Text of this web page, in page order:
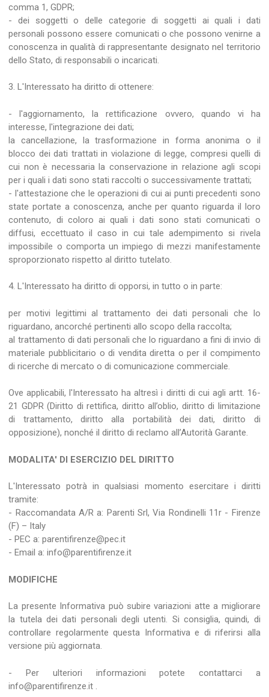
comma 1, GDPR;
- dei soggetti o delle categorie di soggetti ai quali i dati
personali possono essere comunicati o che possono venirne a
conoscenza in qualità di rappresentante designato nel territorio
dello Stato, di responsabili o incaricati.
3. L'Interessato ha diritto di ottenere:
- l'aggiornamento, la rettificazione ovvero, quando vi ha
interesse, l'integrazione dei dati;
la cancellazione, la trasformazione in forma anonima o il
blocco dei dati trattati in violazione di legge, compresi quelli di
cui non è necessaria la conservazione in relazione agli scopi
per i quali i dati sono stati raccolti o successivamente trattati;
- l'attestazione che le operazioni di cui ai punti precedenti sono
state portate a conoscenza, anche per quanto riguarda il loro
contenuto, di coloro ai quali i dati sono stati comunicati o
diffusi, eccettuato il caso in cui tale adempimento si rivela
impossibile o comporta un impiego di mezzi manifestamente
sproporzionato rispetto al diritto tutelato.
4. L'Interessato ha diritto di opporsi, in tutto o in parte:
per motivi legittimi al trattamento dei dati personali che lo
riguardano, ancorché pertinenti allo scopo della raccolta;
al trattamento di dati personali che lo riguardano a fini di invio di
materiale pubblicitario o di vendita diretta o per il compimento
di ricerche di mercato o di comunicazione commerciale.
Ove applicabili, l'Interessato ha altresì i diritti di cui agli artt. 16-
21 GDPR (Diritto di rettifica, diritto all’oblio, diritto di limitazione
di trattamento, diritto alla portabilità dei dati, diritto di
opposizione), nonché il diritto di reclamo all’Autorità Garante.
MODALITA' DI ESERCIZIO DEL DIRITTO
L'Interessato potrà in qualsiasi momento esercitare i diritti
tramite:
- Raccomandata A/R a: Parenti Srl, Via Rondinelli 11r - Firenze
(F) – Italy
- PEC a: parentifirenze@pec.it
- Email a: info@parentifirenze.it
MODIFICHE
La presente Informativa può subire variazioni atte a migliorare
la tutela dei dati personali degli utenti. Si consiglia, quindi, di
controllare regolarmente questa Informativa e di riferirsi alla
versione più aggiornata.
- Per ulteriori informazioni potete contattarci a
info@parentifirenze.it .